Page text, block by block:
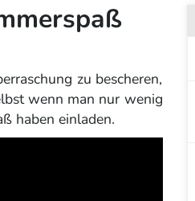
zu bescheren,
wenn man nur wenig
haben einladen.